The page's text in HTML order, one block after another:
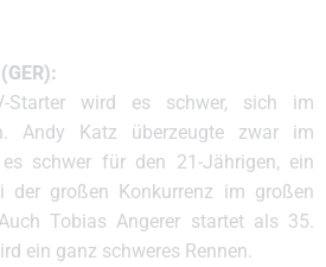
Starter wird es schwer, sich im
Andy Katz überzeugte zwar im
schwer für den 21-Jährigen, ein
der großen Konkurrenz im großen
Tobias Angerer startet als 35.
ein ganz schweres Rennen.